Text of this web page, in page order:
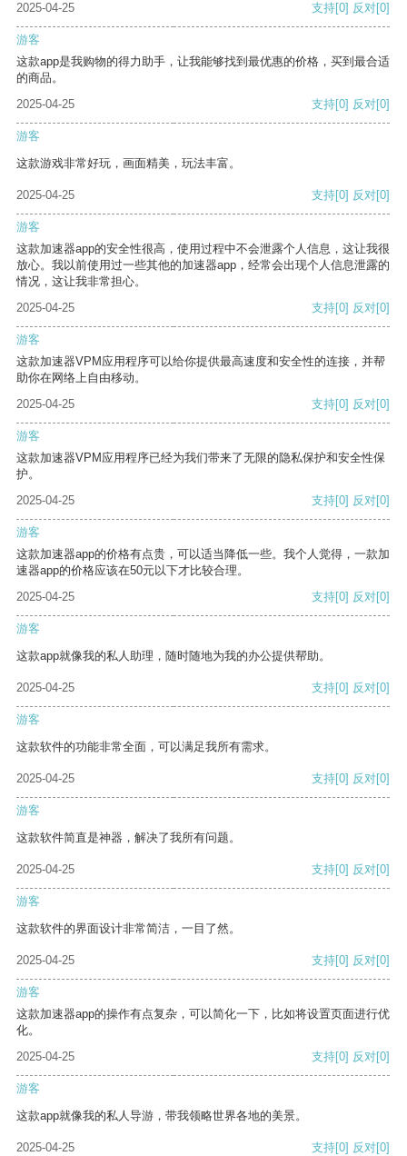
2025-04-25 支持[0] 反对[0]
游客
这款app是我购物的得力助手，让我能够找到最优惠的价格，买到最合适
的商品。
2025-04-25
支持[0] 反对[0]
游客
这款游戏非常好玩，画面精美，玩法丰富。
2025-04-25 支持[0] 反对[0]
游客
这款加速器app的安全性很高，使用过程中不会泄露个人信息，这让我很
放心。我以前使用过一些其他的加速器app，经常会出现个人信息泄露的
情况，这让我非常担心。
2025-04-25
支持[0] 反对[0]
游客
这款加速器VPM应用程序可以给你提供最高速度和安全性的连接，并帮
助你在网络上自由移动。
2025-04-25
支持[0] 反对[0]
游客
这款加速器VPM应用程序已经为我们带来了无限的隐私保护和安全性保
护。
2025-04-25
支持[0] 反对[0]
游客
这款加速器app的价格有点贵，可以适当降低一些。我个人觉得，一款加
速器app的价格应该在50元以下才比较合理。
2025-04-25
支持[0] 反对[0]
游客
这款app就像我的私人助理，随时随地为我的办公提供帮助。
2025-04-25 支持[0] 反对[0]
游客
这款软件的功能非常全面，可以满足我所有需求。
2025-04-25 支持[0] 反对[0]
游客
这款软件简直是神器，解决了我所有问题。
2025-04-25 支持[0] 反对[0]
游客
这款软件的界面设计非常简洁，一目了然。
2025-04-25 支持[0] 反对[0]
游客
这款加速器app的操作有点复杂，可以简化一下，比如将设置页面进行优
化。
2025-04-25
支持[0] 反对[0]
游客
这款app就像我的私人导游，带我领略世界各地的美景。
2025-04-25 支持[0] 反对[0]